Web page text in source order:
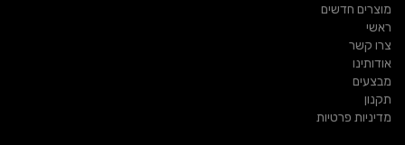
מוצרים חדשים
ראשי
צרו קשר
אודותינו
מבצעים
תקנון
מדיניות פרטיות